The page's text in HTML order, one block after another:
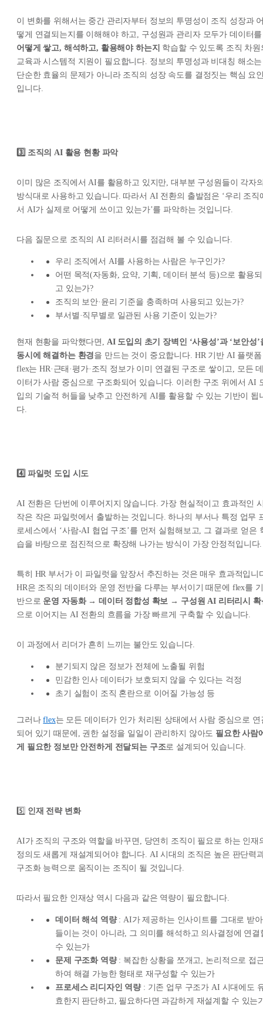
이 변화를 위해서는 중간 관리자부터 정보의 투명성이 조직 성장과
떻게 연결되는지를 이해해야 하고, 구성원과 관리자 모두가 데이터를
어떻게 쌓고, 해석하고, 활용해야 하는지 학습할 수 있도록 조직 차원
교육과 시스템적 지원이 필요합니다. 정보의 투명성과 비대칭 해소는
단순한 효율의 문제가 아니라 조직의 성장 속도를 결정짓는 핵심 요
입니다.
3️⃣ 조직의 AI 활용 현황 파악
이미 많은 조직에서 AI를 활용하고 있지만, 대부분 구성원들이 각자
방식대로 사용하고 있습니다. 따라서 AI 전환의 출발점은 ‘우리 조직
서 AI가 실제로 어떻게 쓰이고 있는가’를 파악하는 것입니다.
다음 질문으로 조직의 AI 리터러시를 점검해 볼 수 있습니다.
우리 조직에서 AI를 사용하는 사람은 누구인가?
어떤 목적(자동화, 요약, 기획, 데이터 분석 등)으로 활용되
고 있는가?
조직의 보안·윤리 기준을 충족하며 사용되고 있는가?
부서별·직무별로 일관된 사용 기준이 있는가?
현재 현황을 파악했다면, AI 도입의 초기 장벽인 ‘사용성’과 ‘보안성’
동시에 해결하는 환경을 만드는 것이 중요합니다. HR 기반 AI 플랫폼
flex는 HR·근태·평가·조직 정보가 이미 연결된 구조로 쌓이고, 모든
이터가 사람 중심으로 구조화되어 있습니다. 이러한 구조 위에서 AI
입의 기술적 허들을 낮추고 안전하게 AI를 활용할 수 있는 기반이 됩
다.
4️⃣ 파일럿 도입 시도
AI 전환은 단번에 이루어지지 않습니다. 가장 현실적이고 효과적인
작은 작은 파일럿에서 출발하는 것입니다. 하나의 부서나 특정 업무
로세스에서 ‘사람-AI 협업 구조’를 먼저 실험해보고, 그 결과로 얻은
습을 바탕으로 점진적으로 확장해 나가는 방식이 가장 안정적입니다.
특히 HR 부서가 이 파일럿을 앞장서 추진하는 것은 매우 효과적입니
HR은 조직의 데이터와 운영 전반을 다루는 부서이기 때문에 flex를 기
반으로 운영 자동화 → 데이터 정합성 확보 → 구성원 AI 리터리시 확
으로 이어지는 AI 전환의 흐름을 가장 빠르게 구축할 수 있습니다.
이 과정에서 리더가 흔히 느끼는 불안도 있습니다.
분기되지 않은 정보가 전체에 노출될 위험
민감한 인사 데이터가 보호되지 않을 수 있다는 걱정
초기 실험이 조직 혼란으로 이어질 가능성 등
그러나flex는 모든 데이터가 인가 처리된 상태에서 사람 중심으로 연
되어 있기 때문에, 권한 설정을 일일이 관리하지 않아도 필요한 사람
게 필요한 정보만 안전하게 전달되는 구조로 설계되어 있습니다.
5️⃣ 인재 전략 변화
AI가 조직의 구조와 역할을 바꾸면, 당연히 조직이 필요로 하는 인재
정의도 새롭게 재설계되어야 합니다. AI 시대의 조직은 높은 판단력
구조화 능력으로 움직이는 조직이 될 것입니다.
따라서 필요한 인재상 역시 다음과 같은 역량이 필요합니다.
데이터 해석 역량: AI가 제공하는 인사이트를 그대로 받아
들이는 것이 아니라, 그 의미를 해석하고 의사결정에 연결
수 있는가
문제 구조화 역량: 복잡한 상황을 쪼개고, 논리적으로 접
하여 해결 가능한 형태로 재구성할 수 있는가
프로세스 리디자인 역량: 기존 업무 구조가 AI 시대에도
효한지 판단하고, 필요하다면 과감하게 재설계할 수 있는